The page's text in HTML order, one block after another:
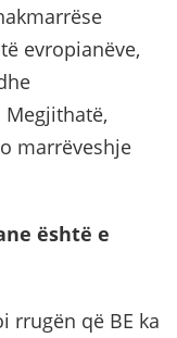
evropianëve,
Megjithatë,
marrëveshje
është e
rrugën që BE ka